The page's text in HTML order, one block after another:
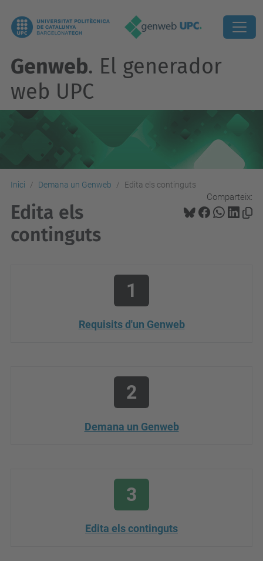
Genweb. El generador
web UPC
Inici Demana un Genweb Edita els continguts
Comparteix:
Edita els
continguts
1
Requisits d'un Genweb
2
Demana un Genweb
3
Edita els continguts